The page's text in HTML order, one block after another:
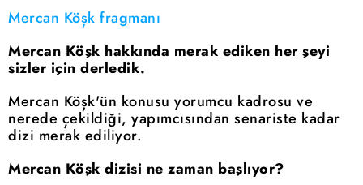
Mercan Köşk fragmanı
Mercan Köşk hakkında merak ediken her şeyi
sizler için derledik.
Mercan Köşk'ün konusu yorumcu kadrosu ve
nerede çekildiği, yapımcısından senariste kadar
dizi merak ediliyor.
Mercan Köşk dizisi ne zaman başlıyor?